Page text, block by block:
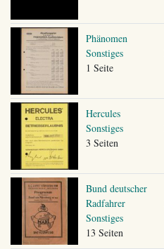
Phänomen
Sonstiges
1 Seite
Hercules
Sonstiges
3 Seiten
Bund deutscher
Radfahrer
Sonstiges
13 Seiten